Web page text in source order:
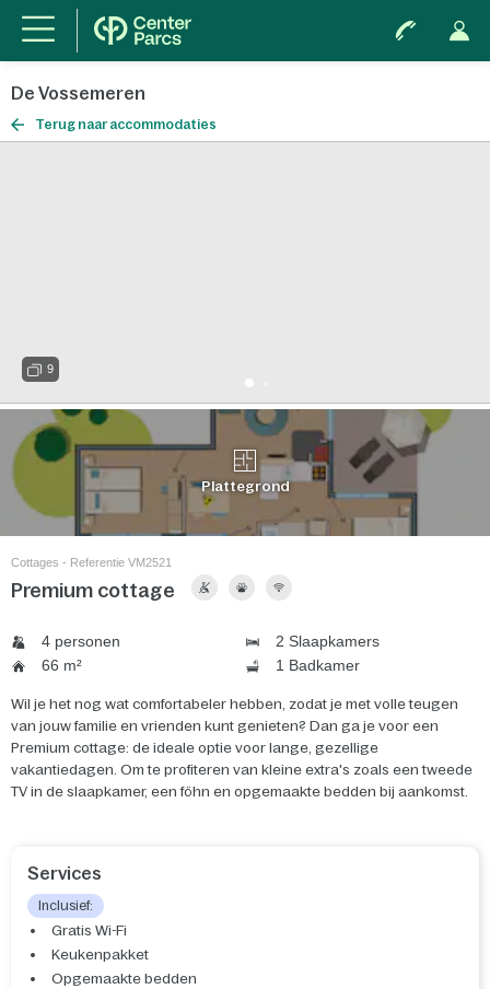
De Vossemeren
Terug naar accommodaties
9
Plattegrond
Cottages - Referentie VM2521
Premium cottage
4 personen
2 Slaapkamers
66 m²
1 Badkamer
Wil je het nog wat comfortabeler hebben, zodat je met volle teugen
van jouw familie en vrienden kunt genieten? Dan ga je voor een
Premium cottage: de ideale optie voor lange, gezellige
vakantiedagen. Om te profiteren van kleine extra's zoals een tweede
TV in de slaapkamer, een föhn en opgemaakte bedden bij aankomst.
Services
Inclusief:
Gratis Wi-Fi
Keukenpakket
Opgemaakte bedden